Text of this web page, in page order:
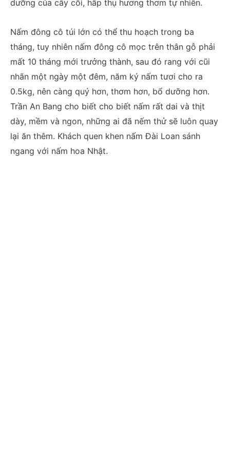
dưỡng của cây cối, hấp thụ hương thơm tự nhiên.
Nấm đông cô túi lớn có thể thu hoạch trong ba
tháng, tuy nhiên nấm đông cô mọc trên thân gỗ phải
mất 10 tháng mới trưởng thành, sau đó rang với cũi
nhãn một ngày một đêm, năm ký nấm tươi cho ra
0.5kg, nên càng quý hơn, thơm hơn, bổ dưỡng hơn.
Trần An Bang cho biết cho biết nấm rất dai và thịt
dày, mềm và ngon, những ai đã nếm thử sẽ luôn quay
lại ăn thêm. Khách quen khen nấm Đài Loan sánh
ngang với nấm hoa Nhật.